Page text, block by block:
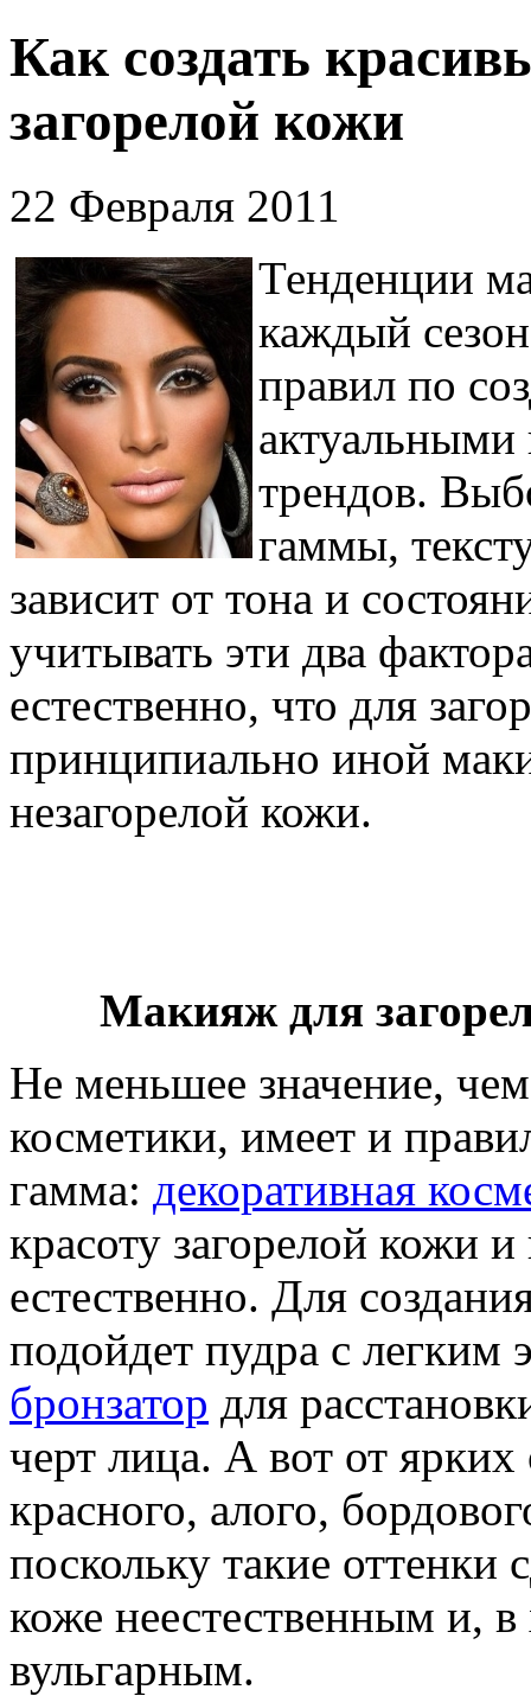
Как создать
загорелой кожи
22 Февраля 2011
Тенденции
каждый
правил по
трендов.
гаммы,
зависит от тона и
учитывать эти два
естественно, что для
принципиально иной
незагорелой кожи.
Макияж для
Не меньшее значение,
косметики, имеет и
гамма: декоративная
красоту загорелой кожи
естественно. Для
подойдет пудра с легким
бронзатор для
черт лица. А вот от
красного, алого,
поскольку такие оттенки
коже неестественным и,
вульгарным.